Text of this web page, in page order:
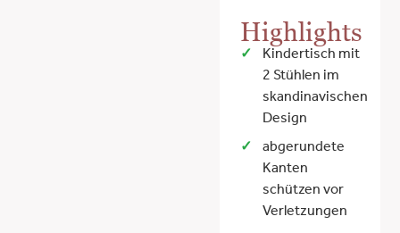
Highlights
Kindertisch mit
2 Stühlen im
skandinavischen
Design
abgerundete
Kanten
schützen vor
Verletzungen